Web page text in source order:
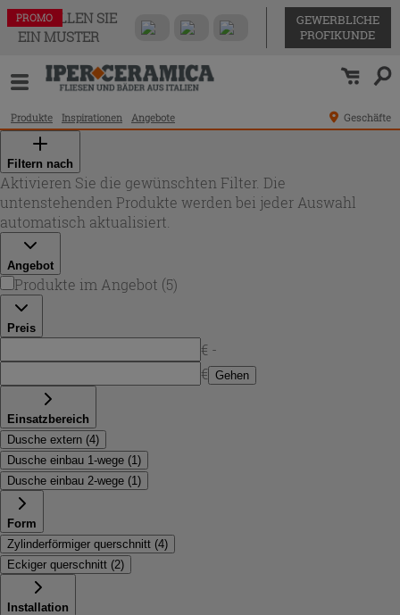
BESTELLEN SIE
EIN MUSTER
GEWERBLICHE
PROFIKUNDE
Produkte Inspirationen Angebote Geschäfte
Filtern nach
Aktivieren Sie die gewünschten Filter. Die
untenstehenden Produkte werden bei jeder Auswahl
automatisch aktualisiert.
Angebot
Produkte im Angebot (5)
Preis
€ -
€ Gehen
Einsatzbereich
Dusche extern (4)
Dusche einbau 1-wege (1)
Dusche einbau 2-wege (1)
Form
Zylinderförmiger querschnitt (4)
Eckiger querschnitt (2)
Installation
PROMO
PROMO
PROMO
PROMO
PROMO